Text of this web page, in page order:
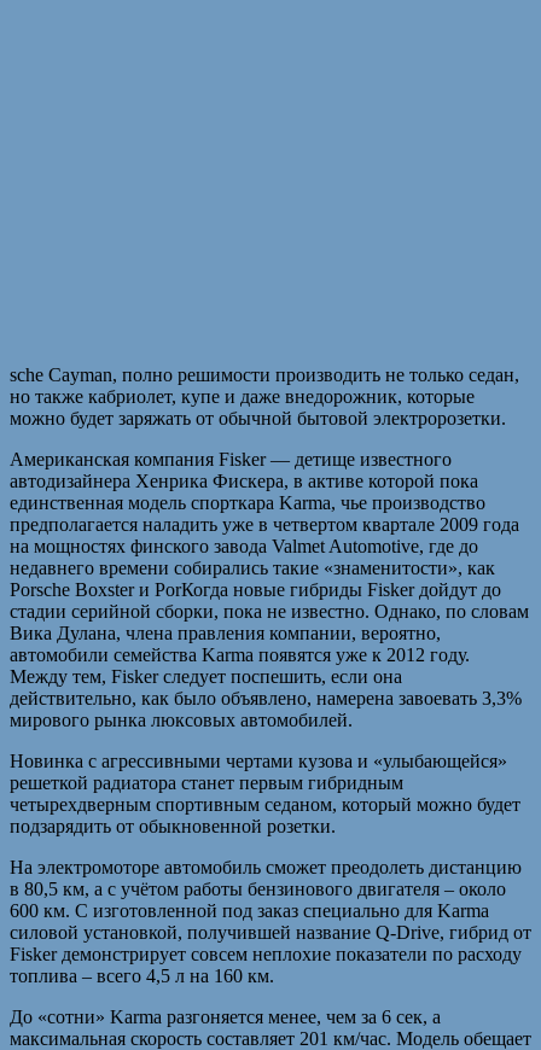
sche Cayman, полно решимости производить не только седан,
но также кабриолет, купе и даже внедорожник, которые
можно будет заряжать от обычной бытовой электророзетки.
Американская компания Fisker — детище известного
автодизайнера Хенрика Фискера, в активе которой пока
единственная модель спорткара Karma, чье производство
предполагается наладить уже в четвертом квартале 2009 года
на мощностях финского завода Valmet Automotive, где до
недавнего времени собирались такие «знаменитости», как
Porsche Boxster и PorКогда новые гибриды Fisker дойдут до
стадии серийной сборки, пока не известно. Однако, по словам
Викa Дуланa, члена правления компании, вероятно,
автомобили семейства Karma появятся уже к 2012 году.
Между тем, Fisker следует поспешить, если она
действительно, как было объявлено, намерена завоевать 3,3%
мирового рынка люксовых автомобилей.
Новинка с агрессивными чертами кузова и «улыбающейся»
решеткой радиатора станет первым гибридным
четырехдверным спортивным седаном, который можно будет
подзарядить от обыкновенной розетки.
На электромоторе автомобиль сможет преодолеть дистанцию
в 80,5 км, а с учётом работы бензинового двигателя – около
600 км. С изготовленной под заказ специально для Karma
силовой установкой, получившей название Q-Drive, гибрид от
Fisker демонстрирует совсем неплохие показатели по расходу
топлива – всего 4,5 л на 160 км.
До «сотни» Karma разгоняется менее, чем за 6 сек, а
максимальная скорость составляет 201 км/час. Модель обещает